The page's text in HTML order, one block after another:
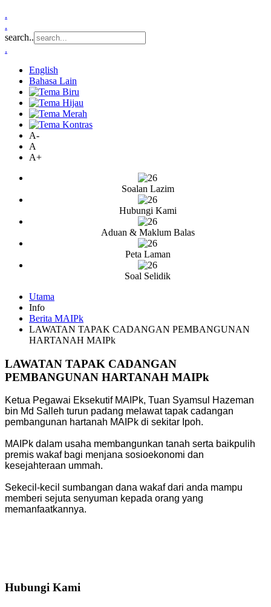
.
.
search..
.
English
Bahasa Lain
A-
A
A+
Soalan Lazim
Hubungi Kami
Aduan & Maklum Balas
Peta Laman
Soal Selidik
Utama
Info
Berita MAIPk
LAWATAN TAPAK CADANGAN PEMBANGUNAN
HARTANAH MAIPk
LAWATAN TAPAK CADANGAN
PEMBANGUNAN HARTANAH MAIPk
Ketua Pegawai Eksekutif MAIPk, Tuan Syamsul Hazeman
bin Md Salleh turun padang melawat tapak cadangan
pembangunan hartanah MAIPk di sekitar Ipoh.
MAIPk dalam usaha membangunkan tanah serta baikpulih
premis wakaf bagi menjana sosioekonomi dan
kesejahteraan ummah.
Sekecil-kecil sumbangan dana wakaf dari anda mampu
memberi sejuta senyuman kepada orang yang
memanfaatkannya.
Hubungi Kami